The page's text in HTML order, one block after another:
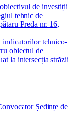
de investiții
tehnic de
Preda nr. 16,
indicatorilor tehnico-
obiectul de
la intersecția străzii
Ședințe de